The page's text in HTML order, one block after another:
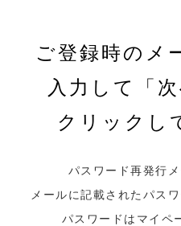
ご登録時のメ
入力して「
クリックし
パスワード再発行
メールに記載されたパス
パスワードはマイペ